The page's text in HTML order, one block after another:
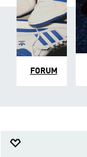
FORUM